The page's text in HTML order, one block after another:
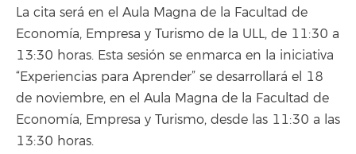
La cita será en el Aula Magna de la Facultad de
Economía, Empresa y Turismo de la ULL, de 11:30 a
13:30 horas. Esta sesión se enmarca en la iniciativa
“Experiencias para Aprender” se desarrollará el 18
de noviembre, en el Aula Magna de la Facultad de
Economía, Empresa y Turismo, desde las 11:30 a las
13:30 horas.